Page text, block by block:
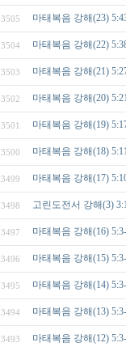
3505 마태복음 강해(23)
3504 마태복음 강해(22)
3503 마태복음 강해(21)
3502 마태복음 강해(20)
3501 마태복음 강해(19)
3500 마태복음 강해(18)
3499 마태복음 강해(17)
3498 고린도전서 강해(3)
3497 마태복음 강해(16)
3496 마태복음 강해(15)
3495 마태복음 강해(14)
3494 마태복음 강해(13)
3493 마태복음 강해(12)